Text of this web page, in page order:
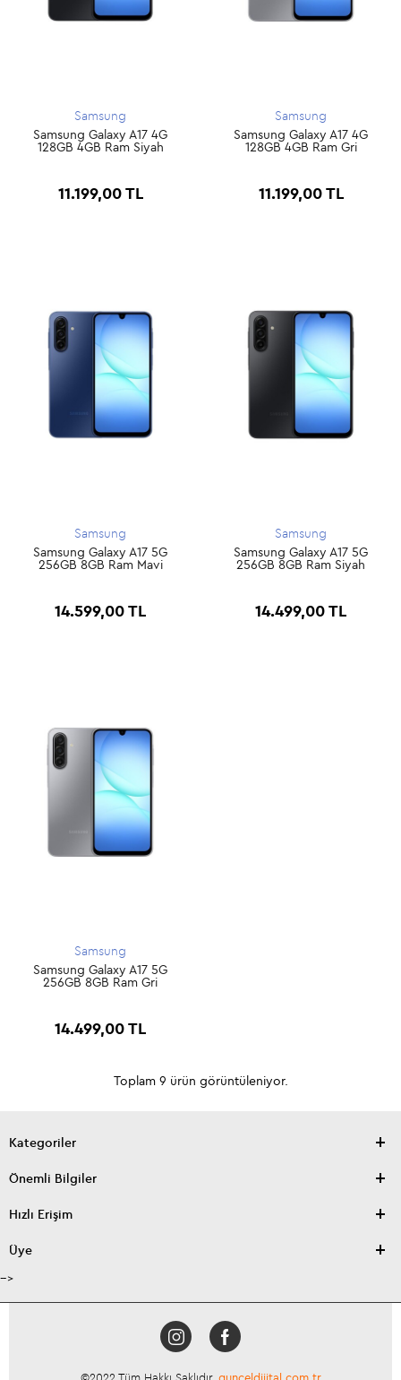
Samsung
Samsung Galaxy A17 4G
128GB 4GB Ram Siyah
11.199,00 TL
Samsung
Samsung Galaxy A17 4G
128GB 4GB Ram Gri
11.199,00 TL
Samsung
Samsung Galaxy A17 5G
256GB 8GB Ram Mavi
14.599,00 TL
Samsung
Samsung Galaxy A17 5G
256GB 8GB Ram Siyah
14.499,00 TL
Samsung
Samsung Galaxy A17 5G
256GB 8GB Ram Gri
14.499,00 TL
Toplam 9 ürün görüntüleniyor.
Kategoriler
Önemli Bilgiler
Hızlı Erişim
Üye
-->